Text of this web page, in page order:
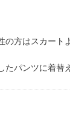
の方はスカート
たパンツに着替